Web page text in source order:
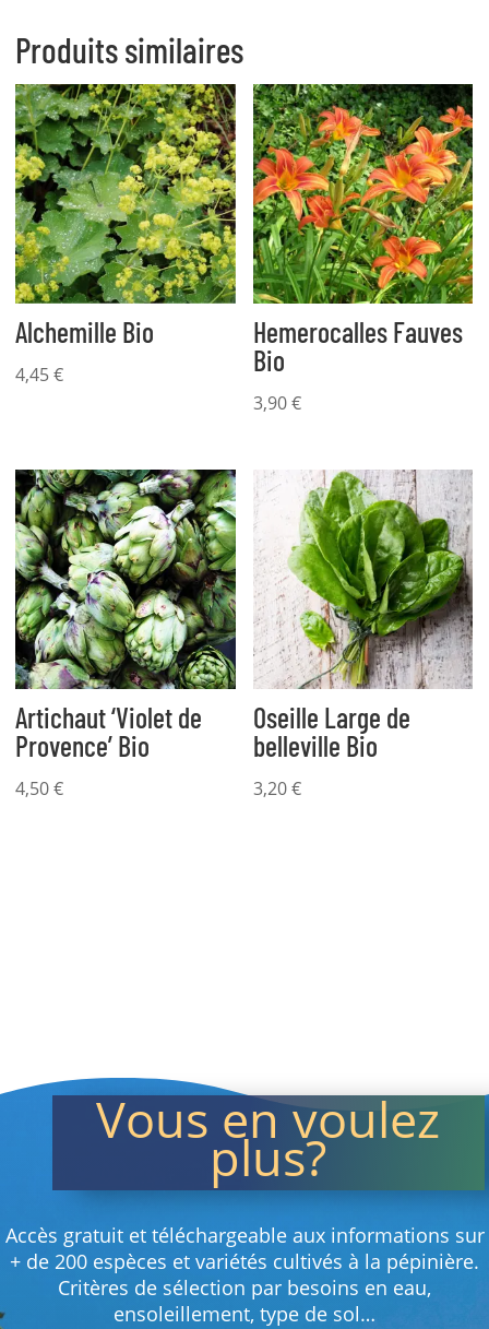
Produits similaires
Alchemille Bio
4,45€
Hemerocalles Fauves
Bio
3,90€
Artichaut ‘Violet de
Provence’ Bio
4,50€
Oseille Large de
belleville Bio
3,20€
Vous en voulez
plus?
Accès gratuit et téléchargeable aux informations sur
+ de 200 espèces et variétés cultivés à la pépinière.
Critères de sélection par besoins en eau,
ensoleillement, type de sol…